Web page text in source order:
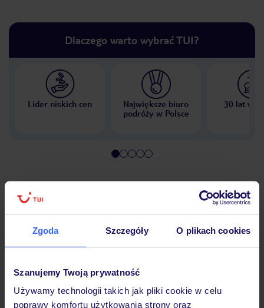
Zgoda Szczegóły O plikach cookies
Szanujemy Twoją prywatność
Używamy technologii takich jak pliki cookie w celu
poprawy komfortu użytkowania strony oraz
Dlaczego warto wybrać TUI?
Lider niskich cen
Największe biuro
podróży w Polsce
30 lat w
Hotel
Pokoje
Wyżywienie